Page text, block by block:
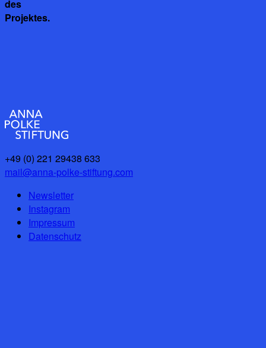
des
Projektes.
Newsletter
Instagram
Impressum
Datenschutz
+49 (0) 221 29438 633
mail@anna-polke-stiftung.com